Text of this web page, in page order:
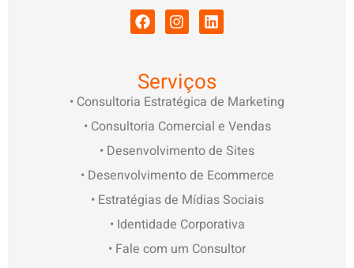
Serviços
• Consultoria Estratégica de Marketing
• Consultoria Comercial e Vendas
• Desenvolvimento de Sites
• Desenvolvimento de Ecommerce
• Estratégias de Mídias Sociais
• Identidade Corporativa
• Fale com um Consultor